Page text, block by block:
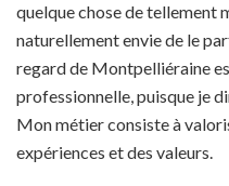
quelque chose de tellement
naturellement envie de le
regard de Montpelliéraine
professionnelle, puisque je
Mon métier consiste à
expériences et des valeurs.